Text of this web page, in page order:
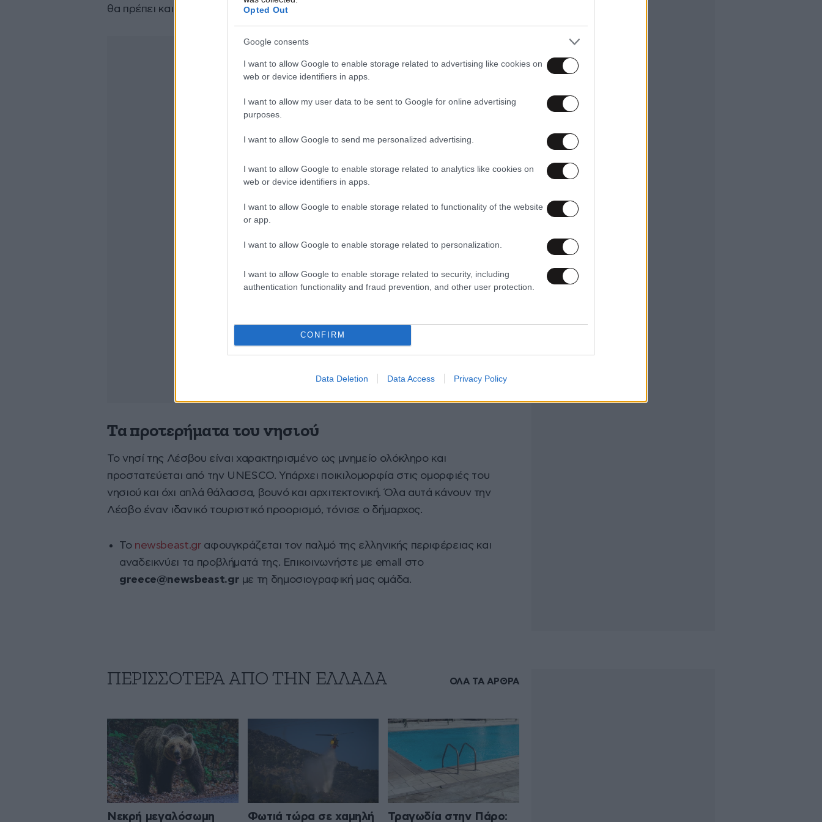
Opted Out
Google consents
I want to allow Google to enable storage related to advertising like cookies on
web or device identifiers in apps.
I want to allow my user data to be sent to Google for online advertising
purposes.
I want to allow Google to send me personalized advertising.
I want to allow Google to enable storage related to analytics like cookies on
web or device identifiers in apps.
I want to allow Google to enable storage related to functionality of the website
or app.
I want to allow Google to enable storage related to personalization.
I want to allow Google to enable storage related to security, including
authentication functionality and fraud prevention, and other user protection.
CONFIRM
Data Deletion Data Access Privacy Policy
θα πρέπει και να ανακοινώνονται αλλά και να υλοποιούνται γρήγορα.
Τα προτερήματα του νησιού
Το νησί της Λέσβου είναι χαρακτηρισμένο ως μνημείο ολόκληρο και
προστατεύεται από την UNESCO. Υπάρχει ποικιλομορφία στις ομορφιές του
νησιού και όχι απλά θάλασσα, βουνό και αρχιτεκτονική. Όλα αυτά κάνουν την
Λέσβο έναν ιδανικό τουριστικό προορισμό, τόνισε ο δήμαρχος.
Το newsbeast.grαφουγκράζεται τον παλμό της ελληνικής περιφέρειας και
αναδεικνύει τα προβλήματά της. Επικοινωνήστε με email στο
greece@newsbeast.gr με τη δημοσιογραφική μας ομάδα.
ΠΕΡΙΣΣΟΤΕΡΑ ΑΠΟ ΤΗΝ ΕΛΛΑΔΑ ΟΛΑ ΤΑ ΑΡΘΡΑ
Νεκρή μεγαλόσωμη Φωτιά τώρα σε χαμηλή Τραγωδία στην Πάρο: